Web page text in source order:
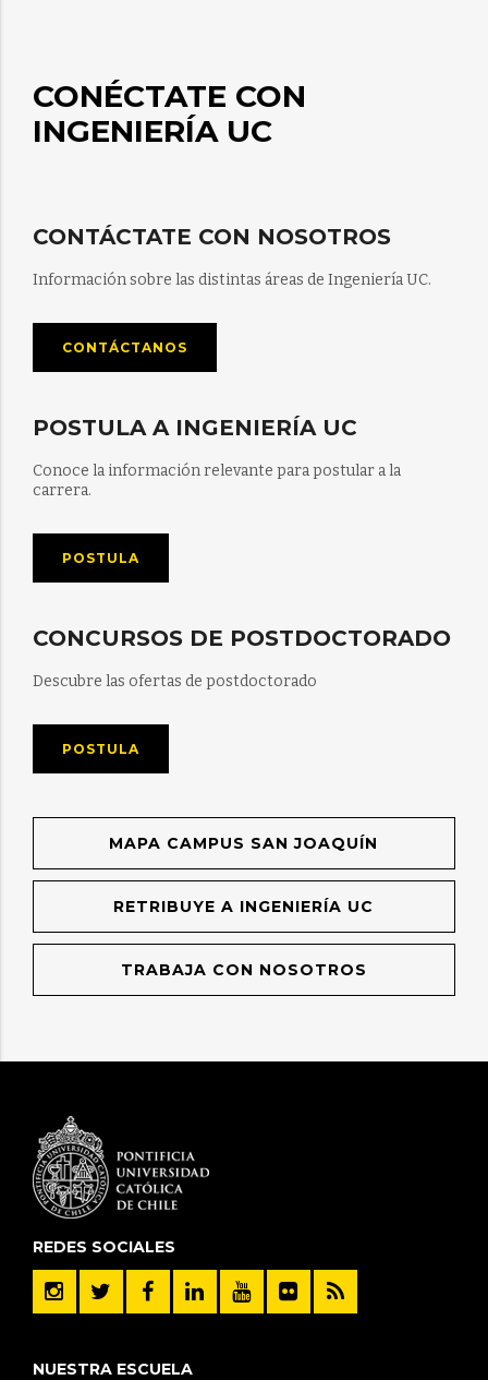
CONÉCTATE CON
INGENIERÍA UC
CONTÁCTATE CON NOSOTROS
Información sobre las distintas áreas de Ingeniería UC.
CONTÁCTANOS
POSTULA A INGENIERÍA UC
Conoce la información relevante para postular a la
carrera.
POSTULA
CONCURSOS DE POSTDOCTORADO
Descubre las ofertas de postdoctorado
POSTULA
MAPA CAMPUS SAN JOAQUÍN
RETRIBUYE A INGENIERÍA UC
TRABAJA CON NOSOTROS
REDES SOCIALES
NUESTRA ESCUELA